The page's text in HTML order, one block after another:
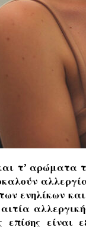
τ’ αρώματα
ενηλίκων
είναι